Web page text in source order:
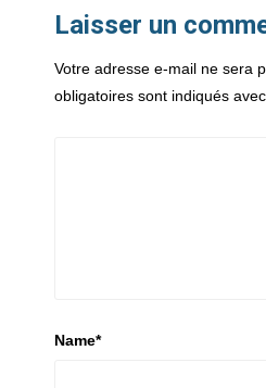
Laisser un
Votre adresse e-mail ne sera
obligatoires sont indiqués avec
Name*